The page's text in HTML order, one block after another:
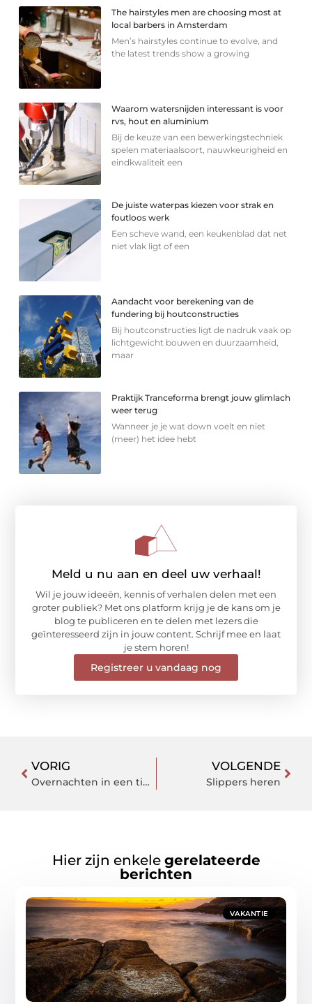
The hairstyles men are choosing most at
local barbers in Amsterdam
Men’s hairstyles continue to evolve, and
the latest trends show a growing
Waarom watersnijden interessant is voor
rvs, hout en aluminium
Bij de keuze van een bewerkingstechniek
spelen materiaalsoort, nauwkeurigheid en
eindkwaliteit een
De juiste waterpas kiezen voor strak en
foutloos werk
Een scheve wand, een keukenblad dat net
niet vlak ligt of een
Aandacht voor berekening van de
fundering bij houtconstructies
Bij houtconstructies ligt de nadruk vaak op
lichtgewicht bouwen en duurzaamheid,
maar
Praktijk Tranceforma brengt jouw glimlach
weer terug
Wanneer je je wat down voelt en niet
(meer) het idee hebt
Meld u nu aan en deel uw verhaal!
Wil je jouw ideeën, kennis of verhalen delen met een
groter publiek? Met ons platform krijg je de kans om je
blog te publiceren en te delen met lezers die
geïnteresseerd zijn in jouw content. Schrijf mee en laat
je stem horen!
Registreer u vandaag nog
VORIG
Overnachten in een tiny house
VOLGENDE
Slippers heren
Hier zijn enkele gerelateerde
berichten
VAKANTIE